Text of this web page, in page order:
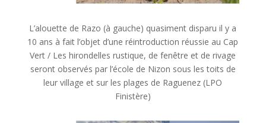
L’alouette de Razo (à gauche) quasiment disparu il y a
10 ans à fait l’objet d’une réintroduction réussie au Cap
Vert / Les hirondelles rustique, de fenêtre et de rivage
seront observés par l’école de Nizon sous les toits de
leur village et sur les plages de Raguenez (LPO
Finistère)